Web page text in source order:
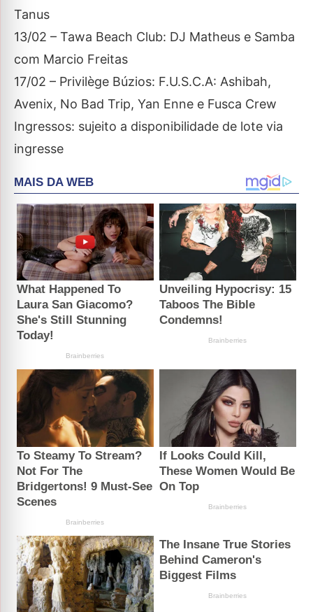
Tanus
13/02 – Tawa Beach Club: DJ Matheus e Samba
com Marcio Freitas
17/02 – Privilège Búzios: F.U.S.C.A: Ashibah,
Avenix, No Bad Trip, Yan Enne e Fusca Crew
Ingressos: sujeito a disponibilidade de lote via
ingresse